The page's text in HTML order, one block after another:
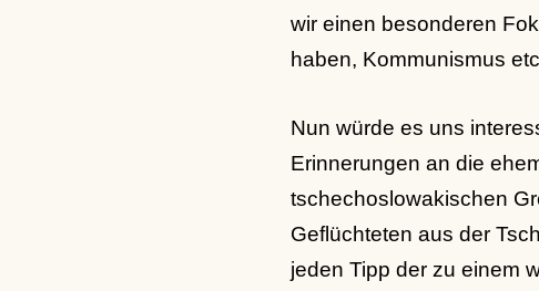
wir einen besonderen
haben, Kommunismus
Nun würde es uns
Erinnerungen an die
tschechoslowakischen
Geflüchteten aus der
jeden Tipp der zu einem